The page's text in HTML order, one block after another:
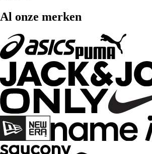
Al onze merken